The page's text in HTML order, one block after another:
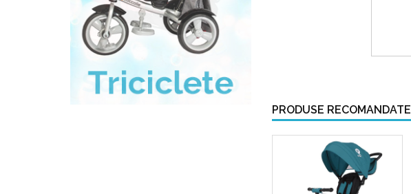
PRODUSE RECOMANDATE